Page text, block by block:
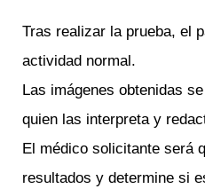
Tras realizar la prueba, el
actividad normal.
Las imágenes obtenidas
quien las interpreta y
El médico solicitante será
resultados y determine si